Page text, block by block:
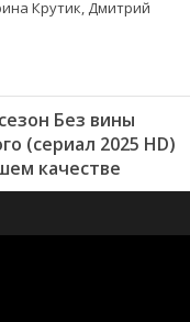
Крутик, Дмитрий
Без вины
(сериал 2025 HD)
качестве